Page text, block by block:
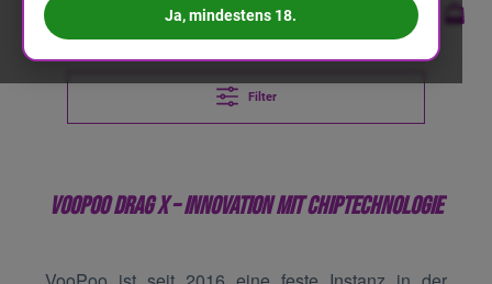
Filter
VOOPOO DRAG X – INNOVATION MIT CHIPTECHNOLOGIE
Ja, mindestens 18.